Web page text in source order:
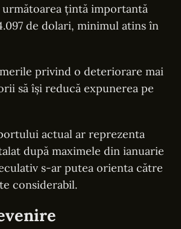
țintă importantă
de dolari, minimul atins în
privind o deteriorare mai
să își reducă expunerea pe
actual ar reprezenta
după maximele din ianuarie
s-ar putea orienta către
considerabil.